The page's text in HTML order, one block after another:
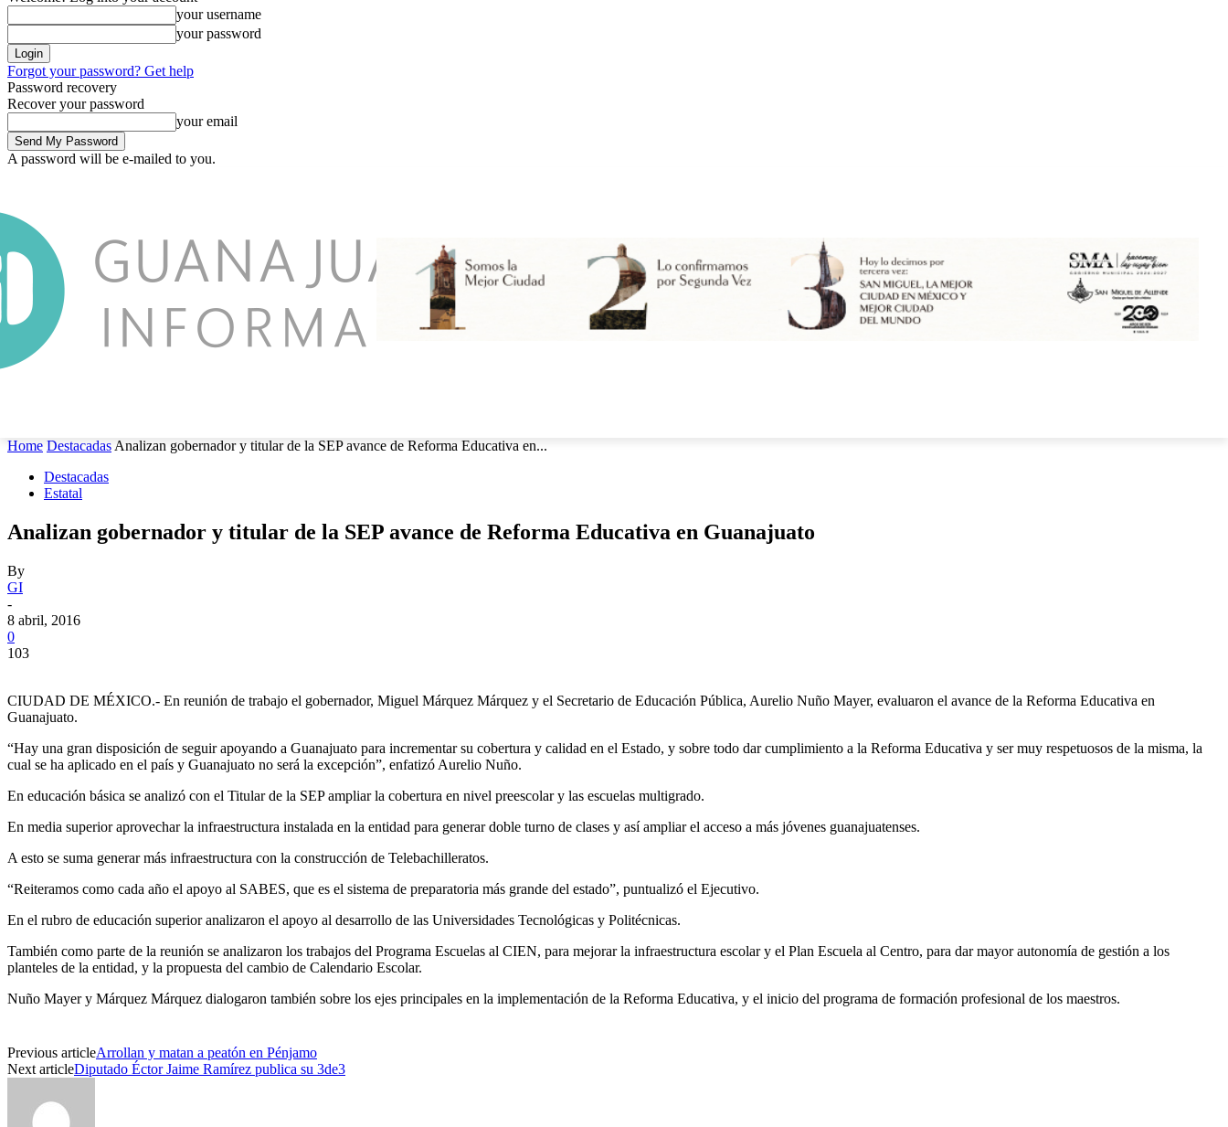
your username
your password
Forgot your password? Get help
Password recovery
Recover your password
your email
A password will be e-mailed to you.
Home Destacadas Analizan gobernador y titular de la SEP avance de Reforma Educativa en...
Destacadas
Estatal
Analizan gobernador y titular de la SEP avance de Reforma Educativa en Guanajuato
By
GI
-
8 abril, 2016
0
103
CIUDAD DE MÉXICO.- En reunión de trabajo el gobernador, Miguel Márquez Márquez y el Secretario de Educación Pública, Aurelio Nuño Mayer, evaluaron el avance de la Reforma Educativa en
Guanajuato.
“Hay una gran disposición de seguir apoyando a Guanajuato para incrementar su cobertura y calidad en el Estado, y sobre todo dar cumplimiento a la Reforma Educativa y ser muy respetuosos de la misma, la
cual se ha aplicado en el país y Guanajuato no será la excepción”, enfatizó Aurelio Nuño.
En educación básica se analizó con el Titular de la SEP ampliar la cobertura en nivel preescolar y las escuelas multigrado.
En media superior aprovechar la infraestructura instalada en la entidad para generar doble turno de clases y así ampliar el acceso a más jóvenes guanajuatenses.
A esto se suma generar más infraestructura con la construcción de Telebachilleratos.
“Reiteramos como cada año el apoyo al SABES, que es el sistema de preparatoria más grande del estado”, puntualizó el Ejecutivo.
En el rubro de educación superior analizaron el apoyo al desarrollo de las Universidades Tecnológicas y Politécnicas.
También como parte de la reunión se analizaron los trabajos del Programa Escuelas al CIEN, para mejorar la infraestructura escolar y el Plan Escuela al Centro, para dar mayor autonomía de gestión a los
planteles de la entidad, y la propuesta del cambio de Calendario Escolar.
Nuño Mayer y Márquez Márquez dialogaron también sobre los ejes principales en la implementación de la Reforma Educativa, y el inicio del programa de formación profesional de los maestros.
Previous articleArrollan y matan a peatón en Pénjamo
Next articleDiputado Éctor Jaime Ramírez publica su 3de3